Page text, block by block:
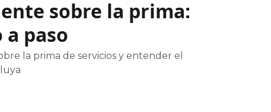
sobre la prima:
a paso
la prima de servicios y entender el